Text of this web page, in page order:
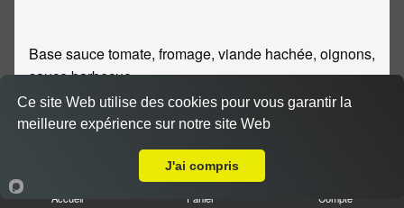
Base sauce tomate, fromage, viande hachée, oignons,
sauce barbecue
Accueil Panier Compte
Ce site Web utilise des cookies pour vous garantir la
meilleure expérience sur notre site Web
J'ai compris